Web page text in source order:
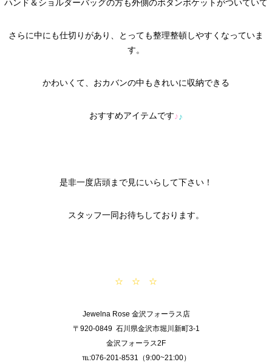
ハンド＆ショルダーバッグの方も外側のボタンポケットがついていて
さらに中にも仕切りがあり、とっても整理整頓しやすくなっていま
す。
かわいくて、おカバンの中もきれいに収納できる
おすすめアイテムです♪♪
是非一度店頭まで見にいらして下さい！
スタッフ一同お待ちしております。
☆ ☆ ☆
Jewelna Rose 金沢フォーラス店
〒920-0849 石川県金沢市堀川新町3-1
金沢フォーラス2F
℡:076-201-8531（9:00~21:00）